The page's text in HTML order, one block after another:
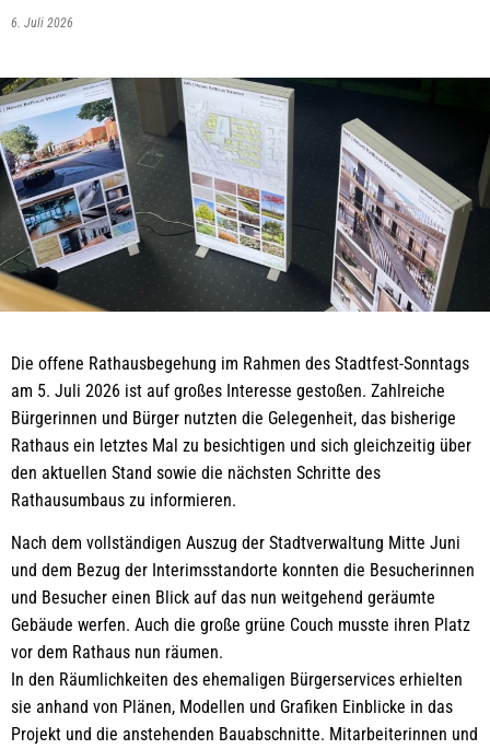
6. Juli 2026
Die offene Rathausbegehung im Rahmen des Stadtfest-Sonntags
am 5. Juli 2026 ist auf großes Interesse gestoßen. Zahlreiche
Bürgerinnen und Bürger nutzten die Gelegenheit, das bisherige
Rathaus ein letztes Mal zu besichtigen und sich gleichzeitig über
den aktuellen Stand sowie die nächsten Schritte des
Rathausumbaus zu informieren.
Nach dem vollständigen Auszug der Stadtverwaltung Mitte Juni
und dem Bezug der Interimsstandorte konnten die Besucherinnen
und Besucher einen Blick auf das nun weitgehend geräumte
Gebäude werfen. Auch die große grüne Couch musste ihren Platz
vor dem Rathaus nun räumen.
In den Räumlichkeiten des ehemaligen Bürgerservices erhielten
sie anhand von Plänen, Modellen und Grafiken Einblicke in das
Projekt und die anstehenden Bauabschnitte. Mitarbeiterinnen und